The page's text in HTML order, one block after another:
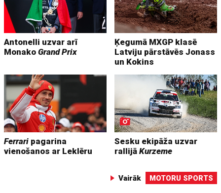
Antonelli uzvar arī
MonakoGrand Prix
Ķegumā MXGP klasē
Latviju pārstāvēs Jonass
un Kokins
Ferrari pagarina
vienošanos ar Leklēru
Sesku ekipāža uzvar
rallijāKurzeme
Vairāk MOTORU SPORTS